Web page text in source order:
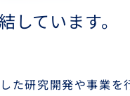
しています。
た研究開発や事業